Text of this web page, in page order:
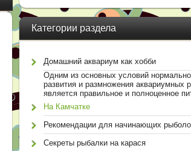
Категории раздела
Домашний аквариум как хобби
Одним из основных условий
развития и размножения аквариумных
является правильное и полноценное
На Камчатке
Рекомендации для начинающих
Секреты рыбалки на карася